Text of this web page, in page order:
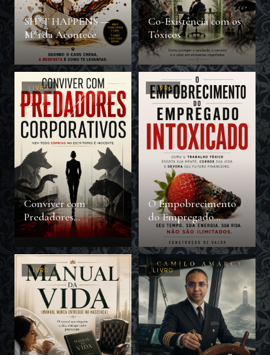
SH*T HAPPENS —
M*rda Acontece
Co-Existência com os
Tóxicos
LIVRO
Conviver com
Predadores
Corporativos
LIVRO
O Empobrecimento
do Empregado
Intoxicado
LIVRO LIVRO